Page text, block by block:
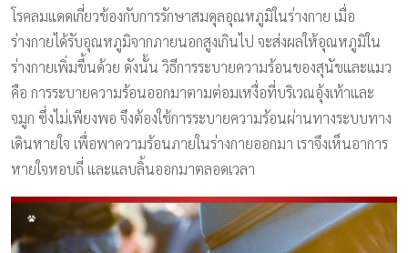
โรคลมแดดเกี่ยวข้องกับการรักษาสมดุลอุณหภูมิในร่างกาย เมื่อ
ร่างกายได้รับอุณหภูมิจากภายนอกสูงเกินไป จะส่งผลให้อุณหภูมิใน
ร่างกายเพิ่มขึ้นด้วย ดังนั้น วิธีการระบายความร้อนของสุนัขและแมว
คือ การระบายความร้อนออกมาตามต่อมเหงื่อที่บริเวณอุ้งเท้าและ
จมูก ซึ่งไม่เพียงพอ จึงต้องใช้การระบายความร้อนผ่านทางระบบทาง
เดินหายใจ เพื่อพาความร้อนภายในร่างกายออกมา เราจึงเห็นอาการ
หายใจหอบถี่ และแลบลิ้นออกมาตลอดเวลา